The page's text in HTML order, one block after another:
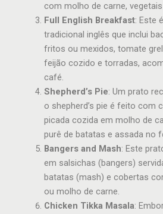
com molho de carne,
Full English Breakfast: Este
tradicional inglês que inclui
fritos ou mexidos, tomate
feijão cozido e torradas,
café.
Shepherd’s Pie: Um prato
o shepherd’s pie é feito com
picada cozida em molho de
purê de batatas e assada no
Bangers and Mash: Este
em salsichas (bangers)
batatas (mash) e cobertas
ou molho de carne.
Chicken Tikka Masala: